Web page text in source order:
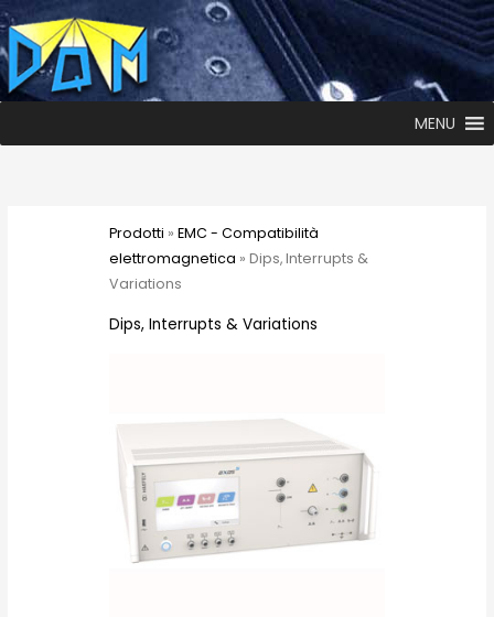
MENU
Prodotti » EMC - Compatibilità
elettromagnetica » Dips, Interrupts &
Variations
Dips, Interrupts & Variations